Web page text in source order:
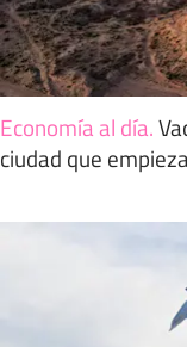
Economía al día.
ciudad que